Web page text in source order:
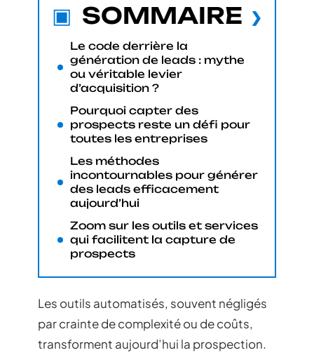
SOMMAIRE
Le code derrière la
génération de leads : mythe
ou véritable levier
d’acquisition ?
Pourquoi capter des
prospects reste un défi pour
toutes les entreprises
Les méthodes
incontournables pour générer
des leads efficacement
aujourd’hui
Zoom sur les outils et services
qui facilitent la capture de
prospects
Les outils automatisés, souvent négligés
par crainte de complexité ou de coûts,
transforment aujourd’hui la prospection.